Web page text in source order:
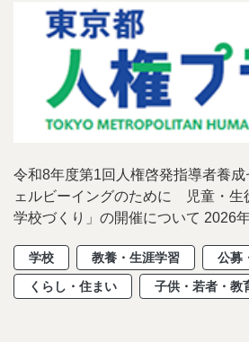
令和8年度第1回人権啓発指導者養
ェルビーイングのために 児童・生
学校づくり」の開催について 2026
学校 教養・生涯学習
公募
くらし・住まい
子供・若者・教